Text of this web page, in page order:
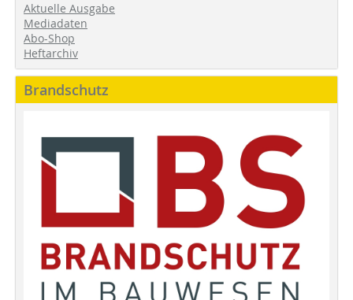
Aktuelle Ausgabe
Mediadaten
Abo-Shop
Heftarchiv
Brandschutz